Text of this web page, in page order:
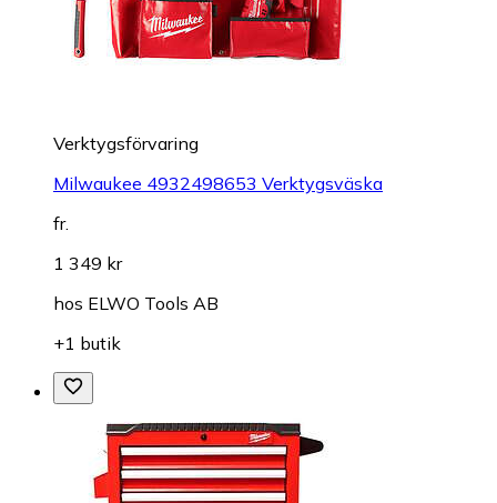
Verktygsförvaring
Milwaukee 4932498653 Verktygsväska
fr.
1 349 kr
hos ELWO Tools AB
+1 butik